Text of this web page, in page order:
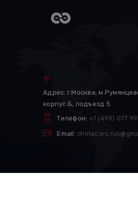
Адрес: г.Москва,
корпус Б, подъезд 5
Телефон: +7 (495) 077
Email: